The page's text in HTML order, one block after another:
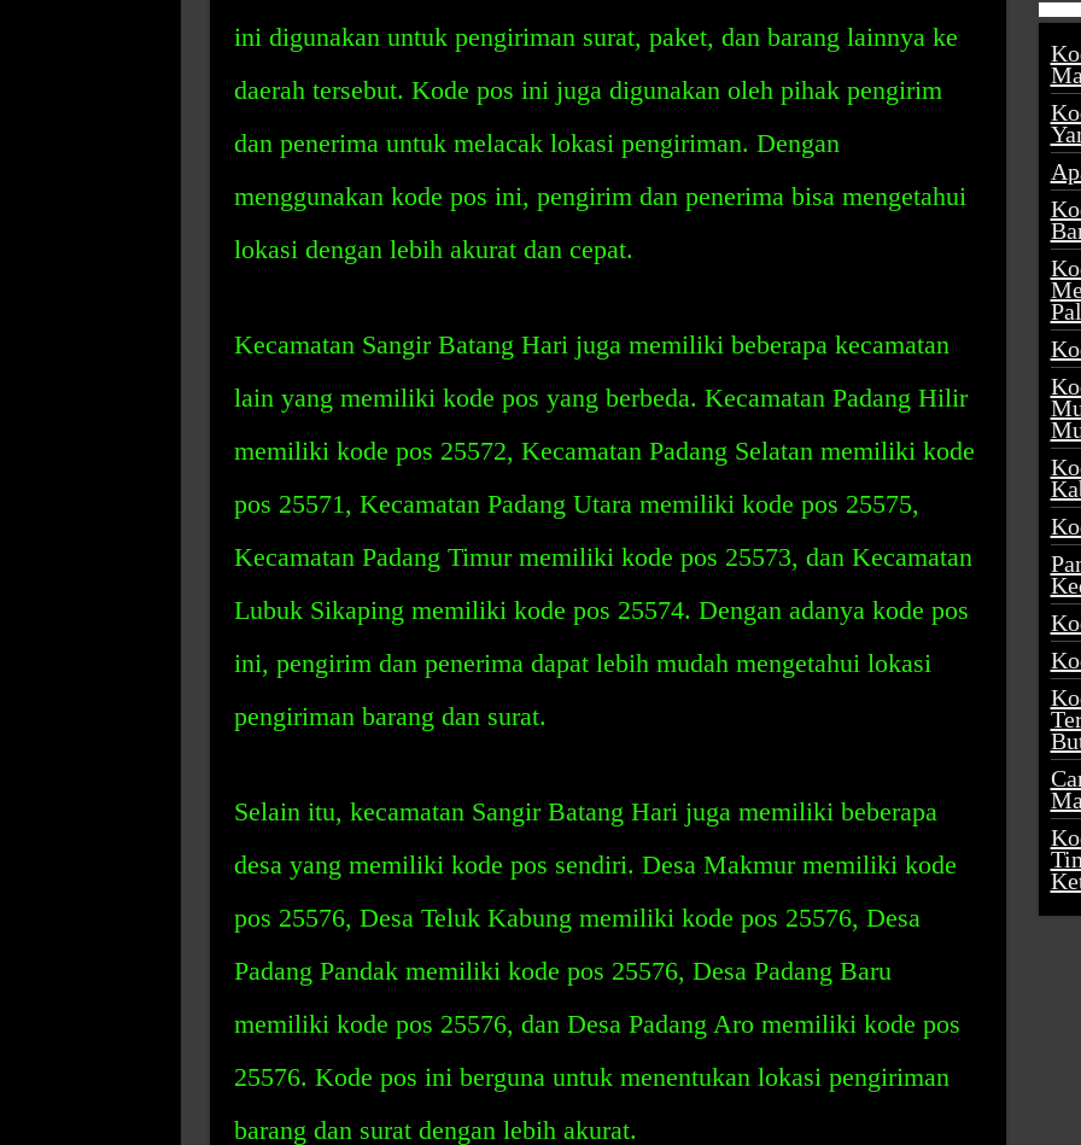
ini digunakan untuk pengiriman surat, paket, dan barang lainnya ke
daerah tersebut. Kode pos ini juga digunakan oleh pihak pengirim
dan penerima untuk melacak lokasi pengiriman. Dengan
menggunakan kode pos ini, pengirim dan penerima bisa mengetahui
lokasi dengan lebih akurat dan cepat.
Kecamatan Sangir Batang Hari juga memiliki beberapa kecamatan
lain yang memiliki kode pos yang berbeda. Kecamatan Padang Hilir
memiliki kode pos 25572, Kecamatan Padang Selatan memiliki kode
pos 25571, Kecamatan Padang Utara memiliki kode pos 25575,
Kecamatan Padang Timur memiliki kode pos 25573, dan Kecamatan
Lubuk Sikaping memiliki kode pos 25574. Dengan adanya kode pos
ini, pengirim dan penerima dapat lebih mudah mengetahui lokasi
pengiriman barang dan surat.
Selain itu, kecamatan Sangir Batang Hari juga memiliki beberapa
desa yang memiliki kode pos sendiri. Desa Makmur memiliki kode
pos 25576, Desa Teluk Kabung memiliki kode pos 25576, Desa
Padang Pandak memiliki kode pos 25576, Desa Padang Baru
memiliki kode pos 25576, dan Desa Padang Aro memiliki kode pos
25576. Kode pos ini berguna untuk menentukan lokasi pengiriman
barang dan surat dengan lebih akurat.